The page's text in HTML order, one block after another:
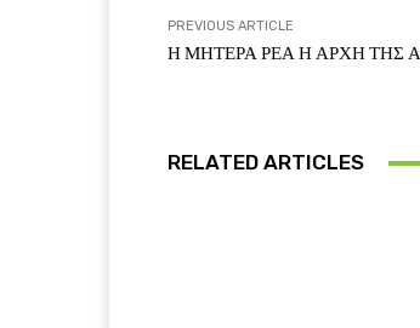
PREVIOUS ARTICLE
Η ΜΗΤΕΡΑ ΡΕΑ Η ΑΡΧΗ ΤΗΣ
RELATED ARTICLES